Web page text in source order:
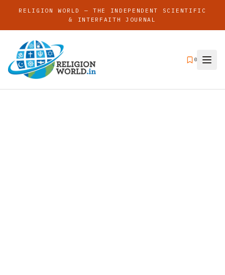
RELIGION WORLD — THE INDEPENDENT SCIENTIFIC
& INTERFAITH JOURNAL
0